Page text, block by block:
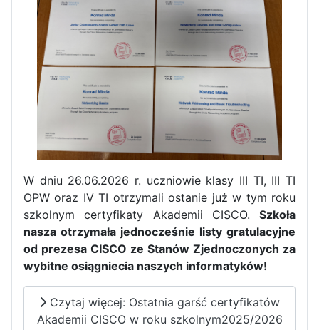
Dni Otwarte w „Staszicu” za
nami
Informatycy zapraszają do
Staszica w Iłży!
Zakończenie roku maturzystów
W dniu 26.06.2026 r. uczniowie klasy III TI, III TI
OPW oraz IV TI otrzymali ostanie już w tym roku
szkolnym certyfikaty Akademii CISCO. Szkoła
nasza otrzymała jednocześnie listy gratulacyjne
od prezesa CISCO ze Stanów Zjednoczonych za
wybitne osiągniecia naszych informatyków!
Czytaj więcej: Ostatnia garść certyfikatów
Akademii CISCO w roku szkolnym2025/2026